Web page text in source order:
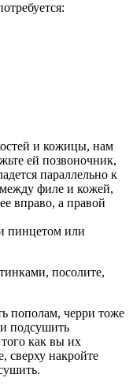
и кожицы, нам
ей позвоночник,
параллельно к
филе и кожей,
вправо, а правой
пинцетом или
посолите,
пополам, черри тоже
подсушить
как вы их
сверху накройте